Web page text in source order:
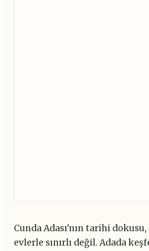
Cunda Adası'nın tarihi
evlerle sınırlı değil. Adada